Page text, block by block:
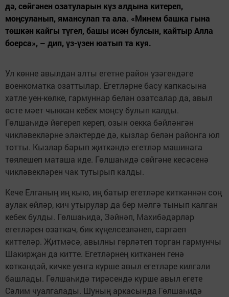
дә, сөйгәнен озатуларын күз алдына китереп,
моңсуланып, ямансулап та ала. «Минем башка гына
төшкән кайгы түгел, башы исән булсын, кайтыр Алла
боерса», – дип, үз-үзен юатып та куя.
Ул көнне авылдан алты егетне район үзәгендәге
военкоматка озаттылар. Егетләрне басу капкасына
хәтле уен-көлке, гармуннар белән озатсалар да, авыл
өсте мәет чыккан кебек моңсу булып калды.
Гөлшаһидә йөгереп кереп, озын оекка бәйләнгән
чикләвекләрне эләктерде дә, кызлар белән районга юл
тотты. Кызлар барып җиткәндә егетләр машинага
төялешеп маташа иде. Гөлшаһидә сөйгәне кесәсенә
чикләвекләрен чак тутырып калды.
Кече Елганың иң кыю, иң батыр егетләре киткәннән соң
аулак өйләр, кич утырулар да бер мәлгә тынып калган
кебек булды. Гөлшаһидә, Зәйнәп, Махибәдәрләр
егетләрен озаткач, бик күңелсезләнеп, саргаеп
киттеләр. Җитмәсә, авылны гөрләтеп торган гармунчы
Шакирҗан да китте. Егетләрнең киткәнен генә
көткәндәй, кичке уенга күрше авыл егетләре килгәли
башлады. Гөлшаһидә тирәсендә күрше авыл егете
Сәлим чуалгалады. Шуның аркасында Гөлшаһидә